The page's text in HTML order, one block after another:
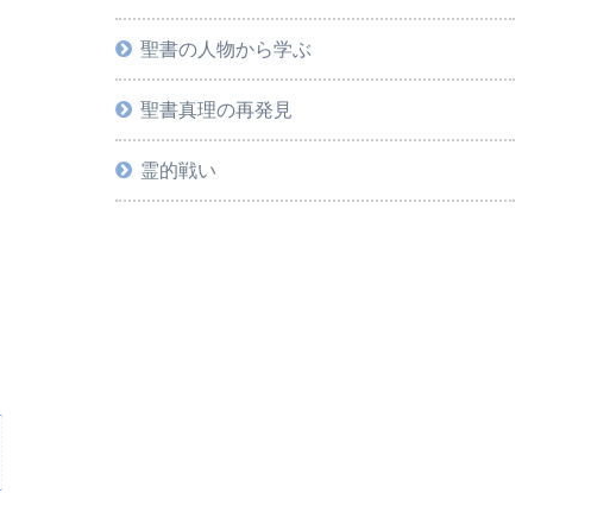
聖書の人物から学ぶ
聖書真理の再発見
霊的戦い